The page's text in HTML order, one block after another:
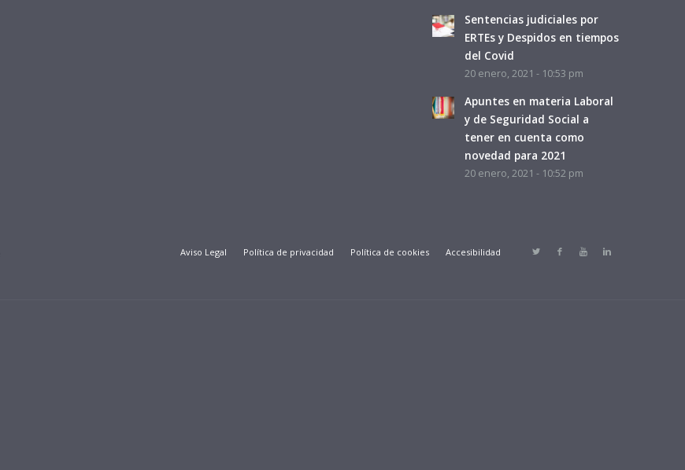
Sentencias judiciales por
ERTEs y Despidos en tiempos
del Covid
20 enero, 2021 - 10:53 pm
Apuntes en materia Laboral
y de Seguridad Social a
tener en cuenta como
novedad para 2021
20 enero, 2021 - 10:52 pm
Aviso Legal Política de privacidad Política de cookies Accesibilidad